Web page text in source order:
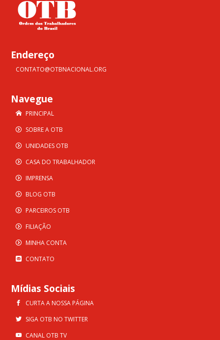
Endereço
CONTATO@OTBNACIONAL.ORG
Navegue
PRINCIPAL
SOBRE A OTB
UNIDADES OTB
CASA DO TRABALHADOR
IMPRENSA
BLOG OTB
PARCEIROS OTB
FILIAÇÃO
MINHA CONTA
CONTATO
Mídias Sociais
CURTA A NOSSA PÁGINA
SIGA OTB NO TWITTER
CANAL OTB TV